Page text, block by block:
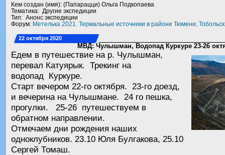
Кем создан (имя): (Папарацци) Ольга Подкопаева
Тематика: Другие экспедиции
Тип: Анонс экспедиции
Форум: Метелька 2021. Термальные источники в районе Тюмени, Тобольск
22 октября 2020
МВД: Чулышман, Водопад Куркуре 23-26
Едем в путешествие на р. Чулышман,
перевал Катуярык. Трекинг на
водопад Куркуре.
Старт вечером 22-го октября. 23-го доезд,
и вечерина на Чулышмане. 24 го пешка,
прогулки. 25-26 путешествуем в
обратном направлении.
Отмечаем дни рождения наших
одноклубников. 23.10 Юля Булгакова, 25.10
Сергей Томаш.